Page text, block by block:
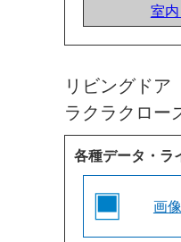
室
リビングド
ラクラクロー
各種データ・ラ
画像